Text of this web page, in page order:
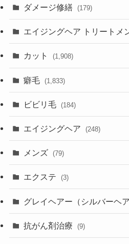
ダメージ修繕 (179)
エイジングヘア トリートメ
カット (1,908)
癖毛 (1,833)
ビビリ毛 (184)
エイジングヘア (248)
メンズ (79)
エクステ (3)
グレイヘアー（シルバーヘ
抗がん剤治療 (9)